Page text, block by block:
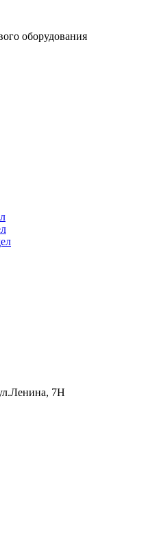
оборудования
7Н